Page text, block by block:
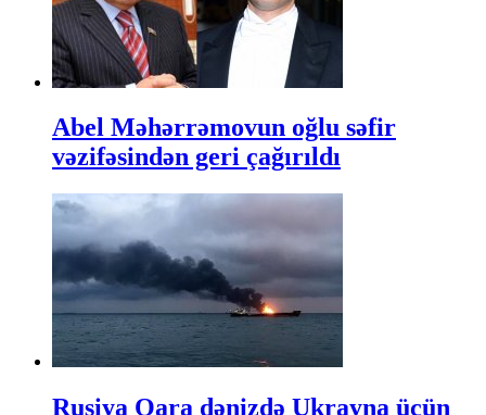
Abel Məhərrəmovun oğlu səfir
vəzifəsindən geri çağırıldı
Rusiya Qara dənizdə Ukrayna üçün